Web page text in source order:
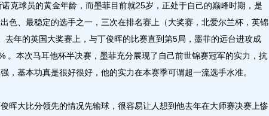
球员的黄金年龄，而墨菲目前就25岁，正处于自己的巅峰时期，是
色、最稳定的选手之一，三次在排名赛上（大奖赛，北爱尔兰杯，英锦
去年的英国大奖赛上，与丁俊晖的比赛直到第5局，墨菲的远台进攻成
。本次马耳他杯半决赛，墨菲充分展现了自己前世锦赛冠军的实力，抗
，基本功真是很好很好，他的实力在本赛季可谓超一流选手水准。
大比分领先的情况先输球，很容易让人想到他去年在大师赛决赛上惨